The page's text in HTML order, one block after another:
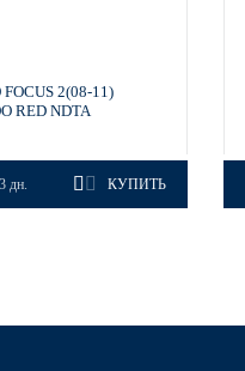
2(08-11)
RED NDTA
дн. КУПИТЬ